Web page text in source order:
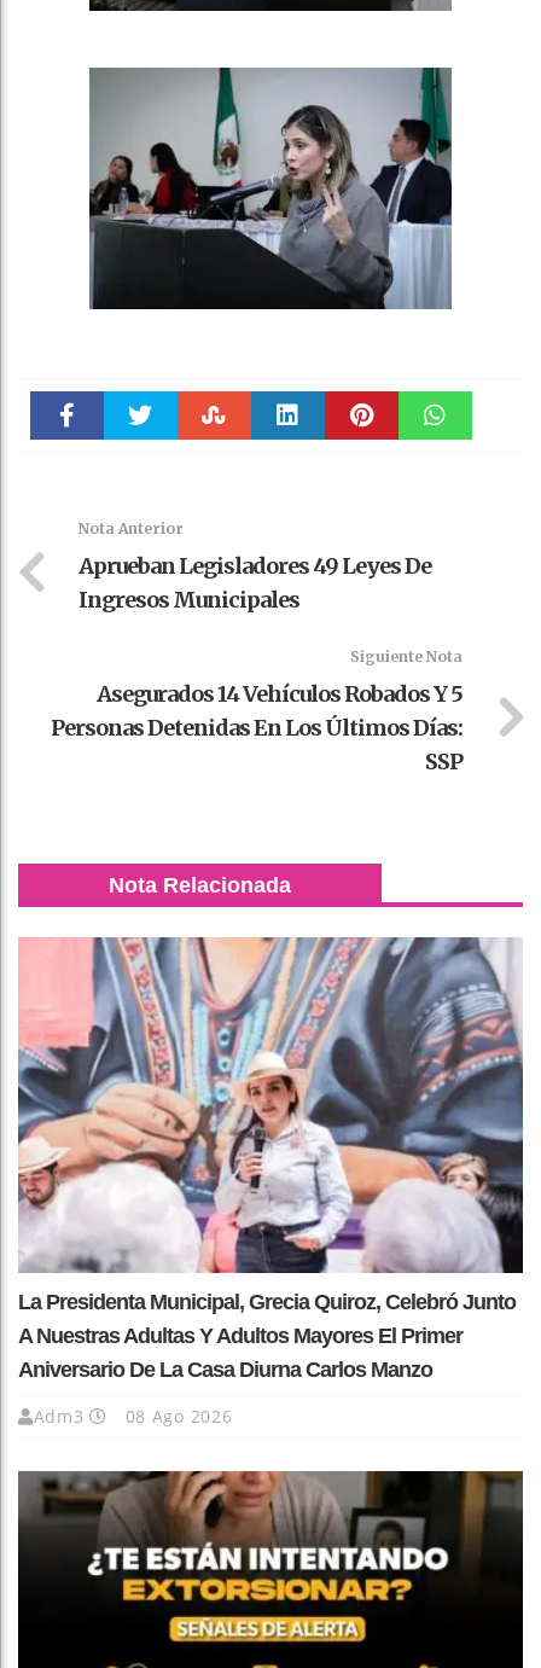
Nota Anterior
Aprueban Legisladores 49 Leyes De
Ingresos Municipales
Siguiente Nota
Asegurados 14 Vehículos Robados Y 5
Personas Detenidas En Los Últimos Días:
SSP
Nota Relacionada
La Presidenta Municipal, Grecia Quiroz, Celebró Junto
A Nuestras Adultas Y Adultos Mayores El Primer
Aniversario De La Casa Diurna Carlos Manzo
Adm3 08 Ago 2026